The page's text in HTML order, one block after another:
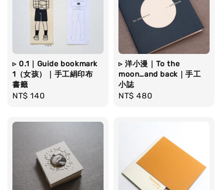
▹ 0.1｜Guide bookmark
1（女孩）｜手工絹印布
書籤
Regular
NT$ 140
▹ 洋小漫｜To the
moon…and back｜手工
小誌
Regular
NT$ 480